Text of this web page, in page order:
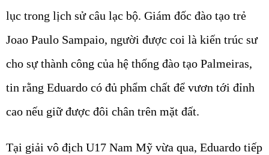
lục trong lịch sử câu lạc bộ. Giám đốc đào tạo trẻ
Joao Paulo Sampaio, người được coi là kiến trúc sư
cho sự thành công của hệ thống đào tạo Palmeiras,
tin rằng Eduardo có đủ phẩm chất để vươn tới đỉnh
cao nếu giữ được đôi chân trên mặt đất.
Tại giải vô địch U17 Nam Mỹ vừa qua, Eduardo tiếp